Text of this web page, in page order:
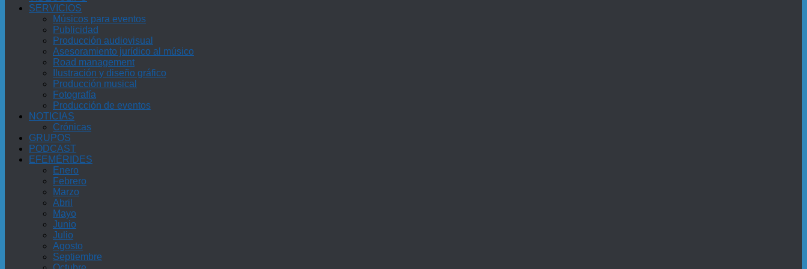
SERVICIOS
Músicos para eventos
Publicidad
Producción audiovisual
Asesoramiento jurídico al músico
Road management
Ilustración y diseño gráfico
Producción musical
Fotografía
Producción de eventos
NOTICIAS
Crónicas
GRUPOS
PODCAST
EFEMÉRIDES
Enero
Febrero
Marzo
Abril
Mayo
Junio
Julio
Agosto
Septiembre